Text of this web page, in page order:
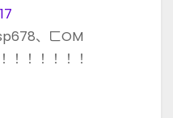
、ㄈOM
！！！！！！